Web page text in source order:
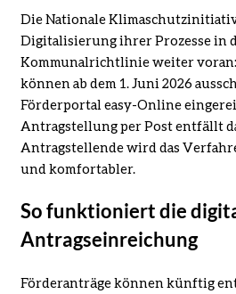
Die Nationale
Digitalisierung ihrer Prozesse in
Kommunalrichtlinie weiter
können ab dem 1. Juni 2026
Förderportal easy-Online
Antragstellung per Post entfällt
Antragstellende wird das
und komfortabler.
So funktioniert die
Antragseinreichung
Förderanträge können künftig